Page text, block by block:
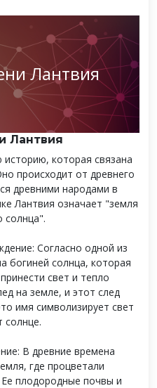
Лантвия
Лантвия
которая связана
происходит от древнего
древними народами в
Лантвия означает "земля
солнца".
Согласно одной из
богиней солнца, которая
свет и тепло
на земле, и этот след
имя символизирует свет
солнце.
В древние времена
где процветали
плодородные почвы и